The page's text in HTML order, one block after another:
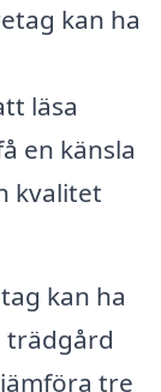
kan ha
läsa
en känsla
kvalitet
kan ha
trädgård
tre